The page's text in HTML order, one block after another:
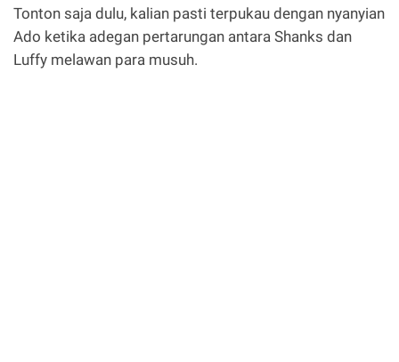
Tonton saja dulu, kalian pasti terpukau dengan nyanyian
Ado ketika adegan pertarungan antara Shanks dan
Luffy melawan para musuh.